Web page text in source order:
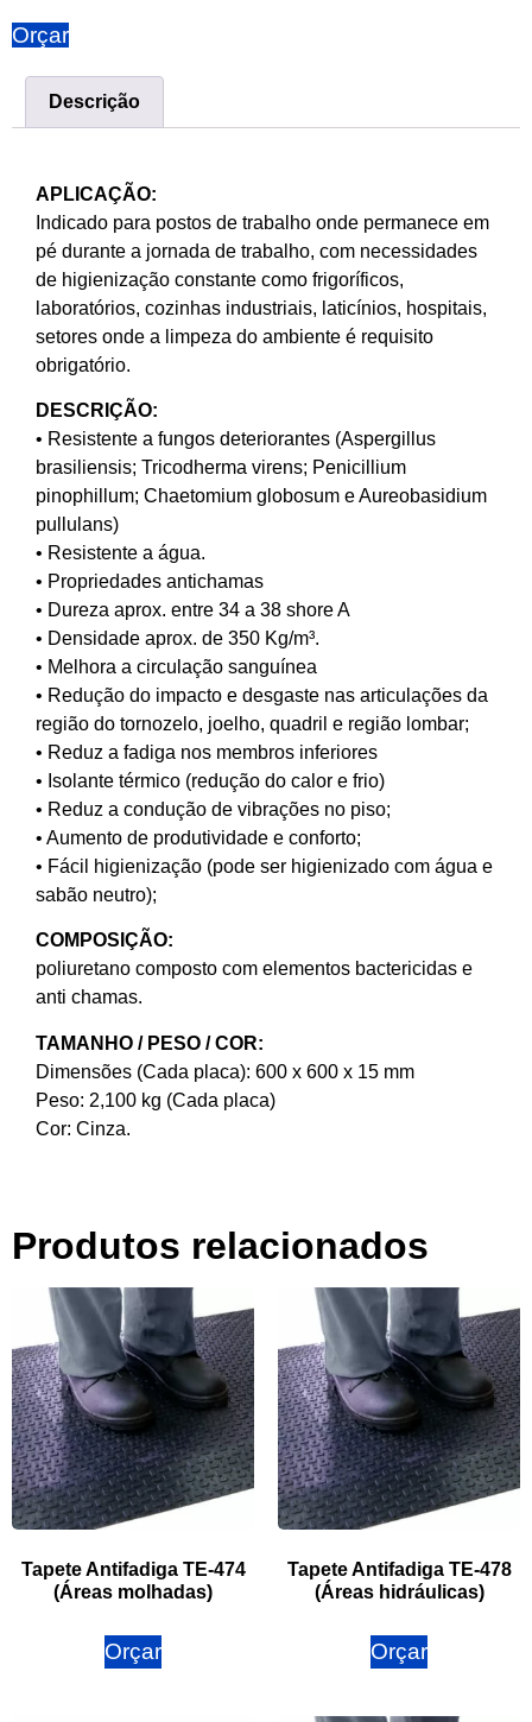
Orçar
Descrição
APLICAÇÃO:
Indicado para postos de trabalho onde permanece em
pé durante a jornada de trabalho, com necessidades
de higienização constante como frigoríficos,
laboratórios, cozinhas industriais, laticínios, hospitais,
setores onde a limpeza do ambiente é requisito
obrigatório.
DESCRIÇÃO:
• Resistente a fungos deteriorantes (Aspergillus
brasiliensis; Tricodherma virens; Penicillium
pinophillum; Chaetomium globosum e Aureobasidium
pullulans)
• Resistente a água.
• Propriedades antichamas
• Dureza aprox. entre 34 a 38 shore A
• Densidade aprox. de 350 Kg/m³.
• Melhora a circulação sanguínea
• Redução do impacto e desgaste nas articulações da
região do tornozelo, joelho, quadril e região lombar;
• Reduz a fadiga nos membros inferiores
• Isolante térmico (redução do calor e frio)
• Reduz a condução de vibrações no piso;
• Aumento de produtividade e conforto;
• Fácil higienização (pode ser higienizado com água e
sabão neutro);
COMPOSIÇÃO:
poliuretano composto com elementos bactericidas e
anti chamas.
TAMANHO / PESO / COR:
Dimensões (Cada placa): 600 x 600 x 15 mm
Peso: 2,100 kg (Cada placa)
Cor: Cinza.
Produtos relacionados
Tapete Antifadiga TE-474
(Áreas molhadas)
Orçar
Tapete Antifadiga TE-478
(Áreas hidráulicas)
Orçar